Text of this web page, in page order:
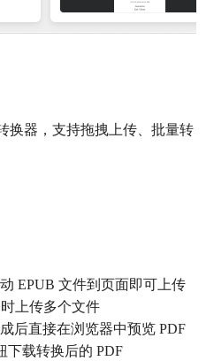
换器，支持拖拽上传、批量转
EPUB 文件到页面即可上传
上传多个文件
后直接在浏览器中预览 PDF
载转换后的 PDF